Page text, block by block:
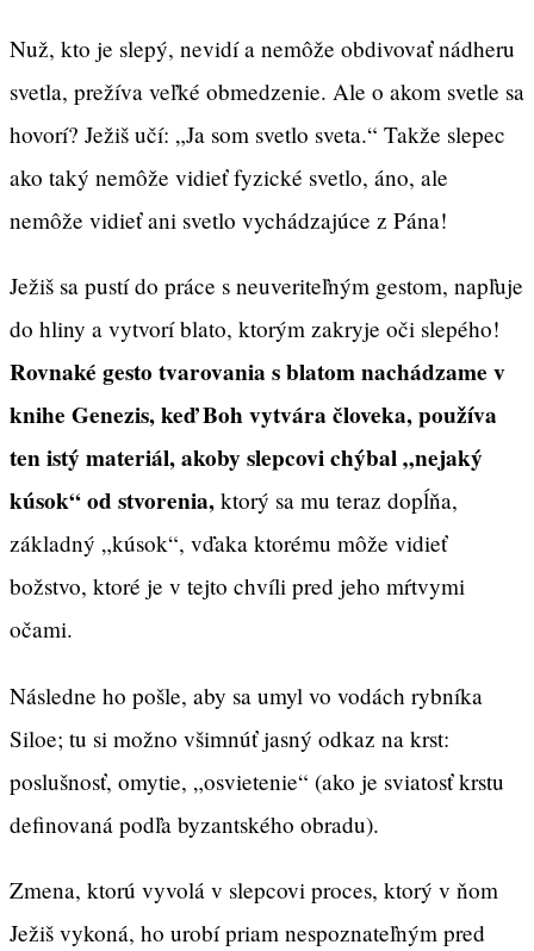
Nuž, kto je slepý, nevidí a nemôže obdivovať nádheru
svetla, prežíva veľké obmedzenie. Ale o akom svetle sa
hovorí? Ježiš učí: „Ja som svetlo sveta.“ Takže slepec
ako taký nemôže vidieť fyzické svetlo, áno, ale
nemôže vidieť ani svetlo vychádzajúce z Pána!
Ježiš sa pustí do práce s neuveriteľným gestom, napľuje
do hliny a vytvorí blato, ktorým zakryje oči slepého!
Rovnaké gesto tvarovania s blatom nachádzame v
knihe Genezis, keď Boh vytvára človeka, používa
ten istý materiál, akoby slepcovi chýbal „nejaký
kúsok“ od stvorenia, ktorý sa mu teraz dopĺňa,
základný „kúsok“, vďaka ktorému môže vidieť
božstvo, ktoré je v tejto chvíli pred jeho mŕtvymi
očami.
Následne ho pošle, aby sa umyl vo vodách rybníka
Siloe; tu si možno všimnúť jasný odkaz na krst:
poslušnosť, omytie, „osvietenie“ (ako je sviatosť krstu
definovaná podľa byzantského obradu).
Zmena, ktorú vyvolá v slepcovi proces, ktorý v ňom
Ježiš vykoná, ho urobí priam nespoznateľným pred